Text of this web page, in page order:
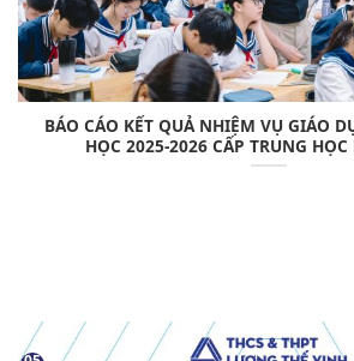
BÁO CÁO KẾT QUẢ NHIỆM VỤ GIÁO
HỌC 2025-2026 CẤP TRUNG